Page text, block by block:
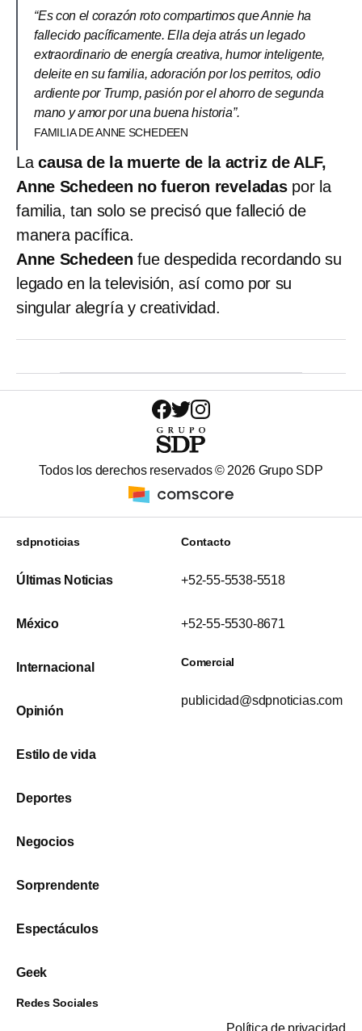
“Es con el corazón roto compartimos que Annie ha
fallecido pacíficamente. Ella deja atrás un legado
extraordinario de energía creativa, humor inteligente,
deleite en su familia, adoración por los perritos, odio
ardiente por Trump, pasión por el ahorro de segunda
mano y amor por una buena historia”.
FAMILIA DE ANNE SCHEDEEN
La causa de la muerte de la actriz de ALF,
Anne Schedeen no fueron reveladaspor la
familia, tan solo se precisó que falleció de
manera pacífica.
Anne Schedeen fue despedida recordando su
legado en la televisión, así como por su
singular alegría y creatividad.
Todos los derechos reservados © 2026 Grupo SDP
sdpnoticias
Últimas Noticias
México
Internacional
Opinión
Estilo de vida
Deportes
Negocios
Sorprendente
Espectáculos
Geek
Contacto
+52-55-5538-5518
+52-55-5530-8671
Comercial
publicidad@sdpnoticias.com
Redes Sociales